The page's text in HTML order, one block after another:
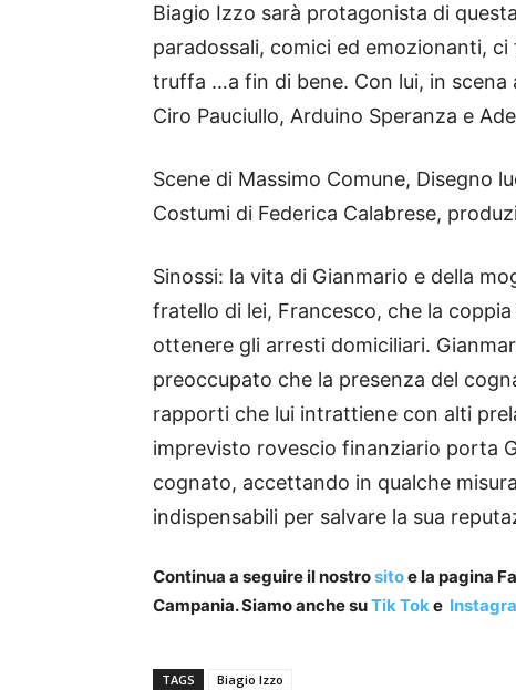
Biagio Izzo sarà protagonista di
paradossali, comici ed emozionanti,
truffa …a fin di bene. Con lui, in scena
Ciro Pauciullo, Arduino Speranza e
Scene di Massimo Comune, Disegno
Costumi di Federica Calabrese,
Sinossi: la vita di Gianmario e della
fratello di lei, Francesco, che la
ottenere gli arresti domiciliari.
preoccupato che la presenza del
rapporti che lui intrattiene con alti
imprevisto rovescio finanziario porta
cognato, accettando in qualche
indispensabili per salvare la sua
Continua a seguire il nostrositoe la pagina
Campania. Siamo anche suTik Toke
TAGS Biagio Izzo